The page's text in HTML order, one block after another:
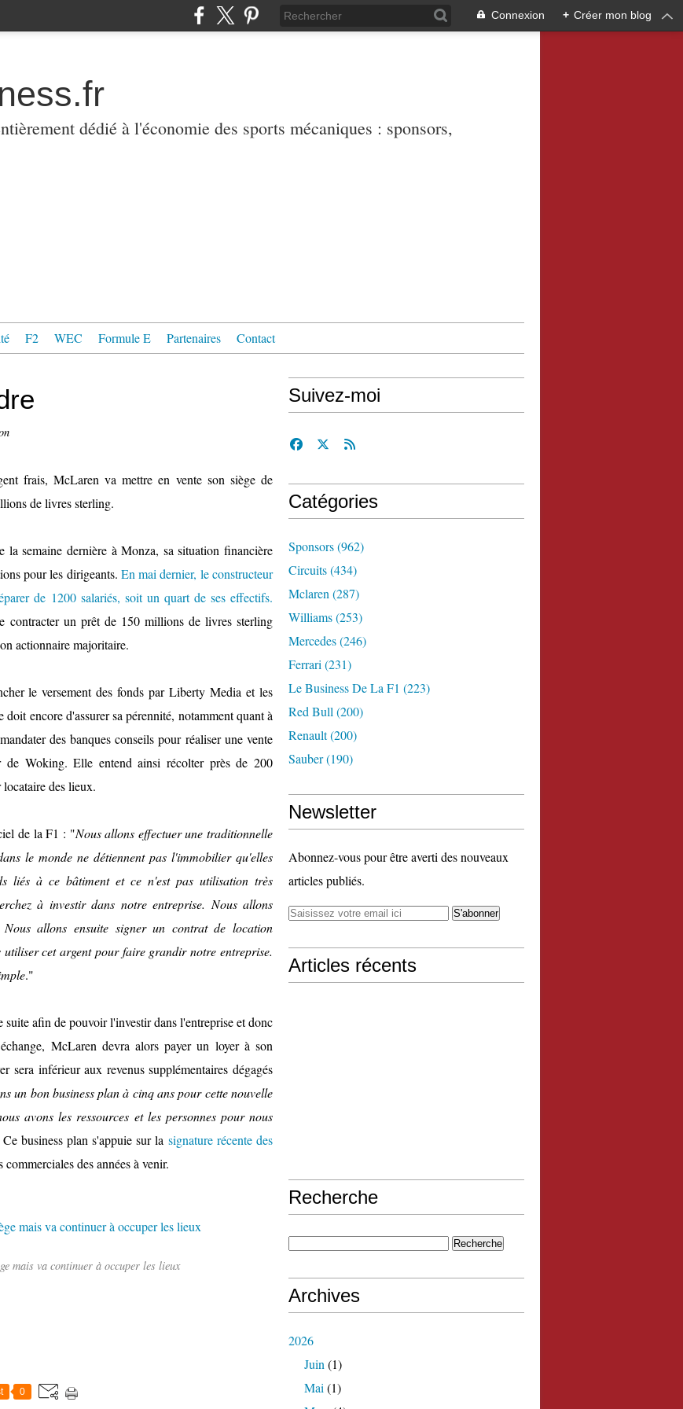
Connexion + Créer mon blog
dédié à l'économie des sports mécaniques : sponsors,
F2 WEC Formule E Partenaires Contact
frais, McLaren va mettre en vente son siège de
de livres sterling.
semaine dernière à Monza, sa situation financière
pour les dirigeants. En mai dernier, le constructeur
de 1200 salariés, soit un quart de ses effectifs.
contracter un prêt de 150 millions de livres sterling
actionnaire majoritaire.
le versement des fonds par Liberty Media et les
encore d'assurer sa pérennité, notamment quant à
des banques conseils pour réaliser une vente
de Woking. Elle entend ainsi récolter près de 200
des lieux.
de la F1 : "Nous allons effectuer une traditionnelle
le monde ne détiennent pas l'immobilier qu'elles
liés à ce bâtiment et ce n'est pas utilisation très
à investir dans notre entreprise. Nous allons
allons ensuite signer un contrat de location
cet argent pour faire grandir notre entreprise.
."
afin de pouvoir l'investir dans l'entreprise et donc
McLaren devra alors payer un loyer à son
sera inférieur aux revenus supplémentaires dégagés
un bon business plan à cinq ans pour cette nouvelle
avons les ressources et les personnes pour nous
business plan s'appuie sur la signature récente des
des années à venir.
mais va continuer à occuper les lieux
0
Suivez-moi
Catégories
Sponsors(962)
Circuits(434)
Mclaren (287)
Williams(253)
Mercedes(246)
Ferrari (231)
Le Business De La F1 (223)
Red Bull (200)
Renault(200)
Sauber(190)
Newsletter
Abonnez-vous pour être averti des nouveaux
articles publiés.
Articles récents
Recherche
Archives
2026
Juin (1)
Mai (1)